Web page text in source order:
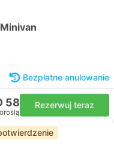
Bezpłatne anulowanie
58 Rezerwuj teraz